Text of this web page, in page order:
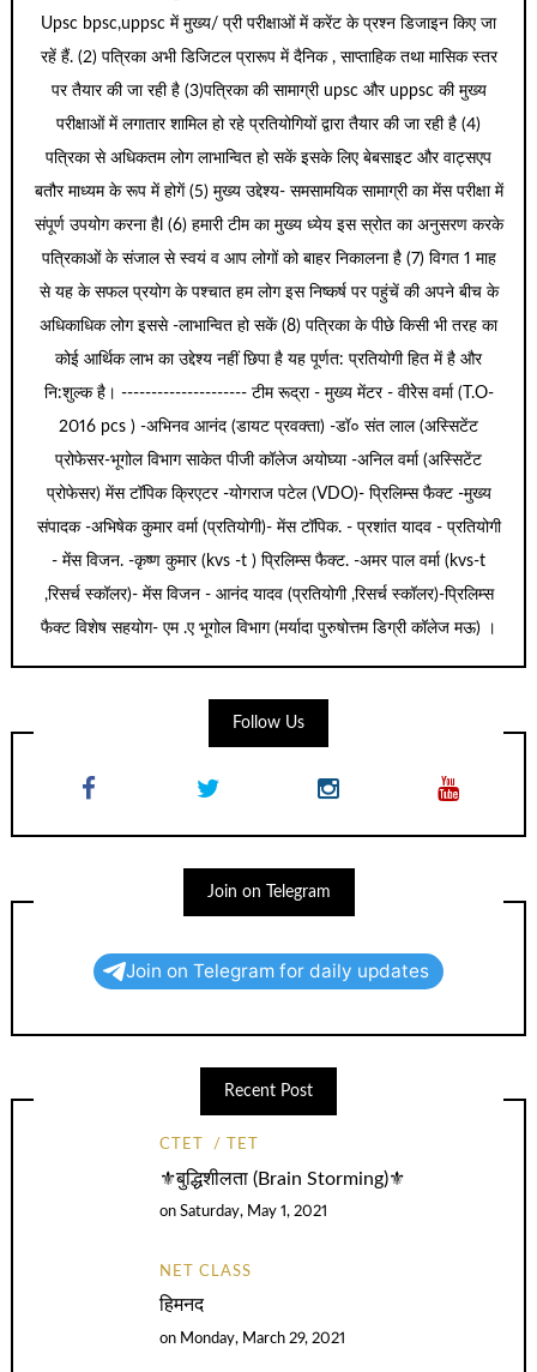
Upsc bpsc,uppsc में मुख्य/ प्री परीक्षाओं में करेंट के प्रश्न डिजाइन किए जा
रहें हैं. (2) पत्रिका अभी डिजिटल प्रारूप में दैनिक , साप्ताहिक तथा मासिक स्तर
पर तैयार की जा रही है (3)पत्रिका की सामाग्री upsc और uppsc की मुख्य
परीक्षाओं में लगातार शामिल हो रहे प्रतियोगियों द्वारा तैयार की जा रही है (4)
पत्रिका से अधिकतम लोग लाभान्वित हो सकें इसके लिए बेबसाइट और वाट्सएप
बतौर माध्यम के रूप में होगें (5) मुख्य उद्देश्य- समसामयिक सामाग्री का मेंस परीक्षा में
संपूर्ण उपयोग करना हैl (6) हमारी टीम का मुख्य ध्येय इस स्रोत का अनुसरण करके
पत्रिकाओं के संजाल से स्वयं व आप लोगों को बाहर निकालना है (7) विगत 1 माह
से यह के सफल प्रयोग के पश्चात हम लोग इस निष्कर्ष पर पहुंचें की अपने बीच के
अधिकाधिक लोग इससे -लाभान्वित हो सकें (8) पत्रिका के पीछे किसी भी तरह का
कोई आर्थिक लाभ का उद्देश्य नहीं छिपा है यह पूर्णत: प्रतियोगी हित में है और
नि:शुल्क है। --------------------- टीम रूद्रा - मुख्य मेंटर - वीरेेस वर्मा (T.O-
2016 pcs ) -अभिनव आनंद (डायट प्रवक्ता) -डॉ० संत लाल (अस्सिटेंट
प्रोफेसर-भूगोल विभाग साकेत पीजी कॉलेज अयोघ्या -अनिल वर्मा (अस्सिटेंट
प्रोफेसर) मेंस टॉपिक क्रिएटर -योगराज पटेल (VDO)- प्रिलिम्स फैक्ट -मुख्य
संपादक -अभिषेक कुमार वर्मा (प्रतियोगी)- मेंस टॉपिक. - प्रशांत यादव - प्रतियोगी
- मेंस विजन. -कृष्ण कुमार (kvs -t ) प्रिलिम्स फैक्ट. -अमर पाल वर्मा (kvs-t
,रिसर्च स्कॉलर)- मेंस विजन - आनंद यादव (प्रतियोगी ,रिसर्च स्कॉलर)-प्रिलिम्स
फैक्ट विशेष सहयोग- एम .ए भूगोल विभाग (मर्यादा पुरुषोत्तम डिग्री कॉलेज मऊ) ।
Follow Us
Join on Telegram
Join on Telegram for daily updates
Recent Post
CTET TET
⚜️बुद्धिशीलता (Brain Storming)⚜️
onSaturday, May 1, 2021
NET CLASS
हिमनद
on Monday, March 29, 2021